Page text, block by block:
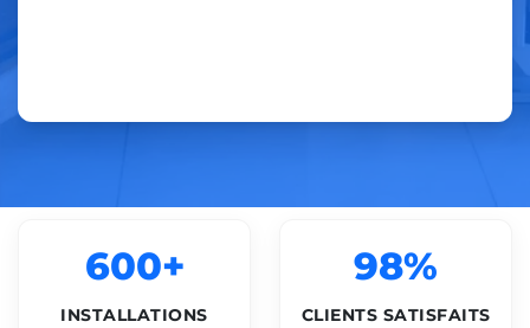
600+
INSTALLATIONS
98%
CLIENTS SATISFAITS